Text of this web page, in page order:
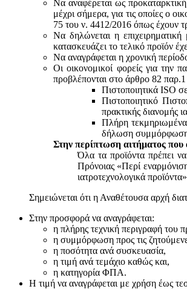
Να αναφέρεται ως
μέχρι σήμερα, για τις οποίες ο
75 του ν. 4412/2016 όπως έχουν
Να δηλώνεται η
κατασκευάζει το τελικό προϊόν
Να αναγράφεται η χρονική
Οι οικονομικοί φορείς για την
προβλέπονται στο άρθρο 82 παρ.1
Πιστοποιητικά ISO
Πιστοποιητικό
πρακτικής διανομής
Πλήρη τεκμηριωμένα
δήλωση
Στην περίπτωση αιτήματος που
Όλα τα προϊόντα πρέπει
Πρόνοιας «Περί
ιατροτεχνολογικά
Σημειώνεται ότι η Αναθέτουσα αρχή
Στην προσφορά να αναγράφεται:
η πλήρης τεχνική περιγραφή του
η συμμόρφωση προς τις
η ποσότητα ανά συσκευασία,
η τιμή ανά τεμάχιο καθώς και,
η κατηγορία ΦΠΑ.
Η τιμή να αναγράφεται με χρήση έως